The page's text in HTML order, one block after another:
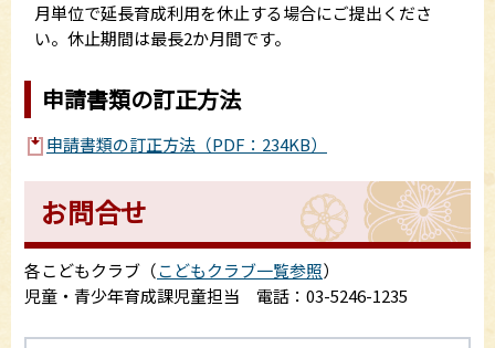
月単位で延長育成利用を休止する場合にご提出くださ
い。休止期間は最長2か月間です。
申請書類の訂正方法
申請書類の訂正方法（PDF：234KB）
お問合せ
各こどもクラブ（こどもクラブ一覧参照）
児童・青少年育成課児童担当 電話：03-5246-1235